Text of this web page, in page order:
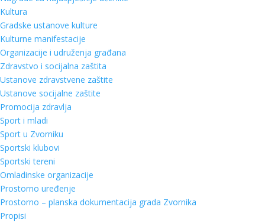
Kultura
Gradske ustanove kulture
Kulturne manifestacije
Organizacije i udruženja građana
Zdravstvo i socijalna zaštita
Ustanove zdravstvene zaštite
Ustanove socijalne zaštite
Promocija zdravlja
Sport i mladi
Sport u Zvorniku
Sportski klubovi
Sportski tereni
Omladinske organizacije
Prostorno uređenje
Prostorno – planska dokumentacija grada Zvornika
Propisi